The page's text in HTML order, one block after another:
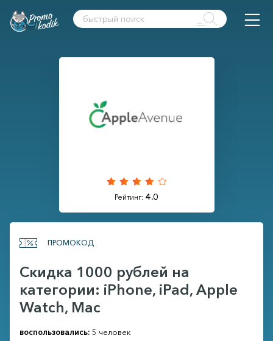
Рейтинг: 4.0
ПРОМОКОД
Cкидка 1000 рублей на
категории: iPhone, iPad, Apple
Watch, Mac
воспользовались: 5 человек